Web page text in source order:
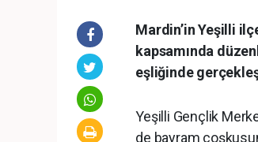
Mardin’in Yeşilli
kapsamında
eşliğinde
Yeşilli Gençlik
de bayram